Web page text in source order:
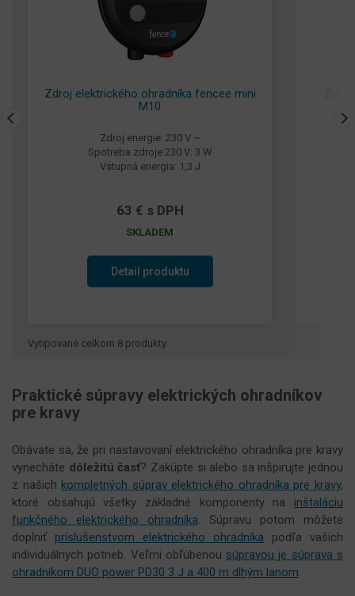
Zdroj elektrického ohradníka fencee mini
M10
Zdroj energie: 230 V ~
Spotreba zdroje 230 V: 3 W
Vstupná energia: 1,3 J
63 € s DPH
SKLADEM
Detail produktu
Vytipované celkom 8 produkty
Praktické súpravy elektrických ohradníkov
pre kravy
Obávate sa, že pri nastavovaní elektrického ohradníka pre kravy
vynecháte dôležitú časť? Zakúpte si alebo sa inšpirujte jednou
z našich kompletných súprav elektrického ohradníka pre kravy,
ktoré obsahujú všetky základné komponenty na inštaláciu
funkčného elektrického ohradníka. Súpravu potom môžete
doplniť príslušenstvom elektrického ohradníka podľa vašich
individuálnych potrieb. Veľmi obľúbenou súpravou je súprava s
ohradníkom DUO power PD30 3 J a 400 m dlhým lanom.